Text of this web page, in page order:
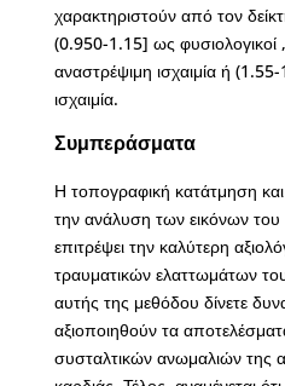
χαρακτηριστούν από τον
(0.950-1.15] ως
αναστρέψιμη ισχαιμία ή
ισχαιμία.
Συμπεράσματα
Η τοπογραφική κατάτμηση
την ανάλυση των εικόνων
επιτρέψει την καλύτερη
τραυματικών ελαττωμάτων
αυτής της μεθόδου δίνετε
αξιοποιηθούν τα
συσταλτικών ανωμαλιών της